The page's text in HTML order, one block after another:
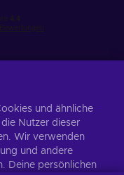
Abonnieren
Informationen in
und ähnliche
Nutzer dieser
Wir verwenden
und andere
Deine persönlichen